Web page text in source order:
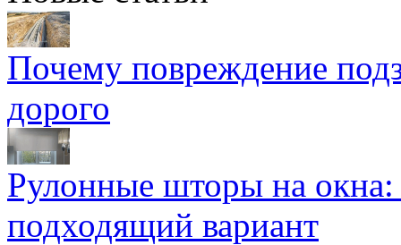
Почему повреждение
дорого
Рулонные шторы на
подходящий вариант